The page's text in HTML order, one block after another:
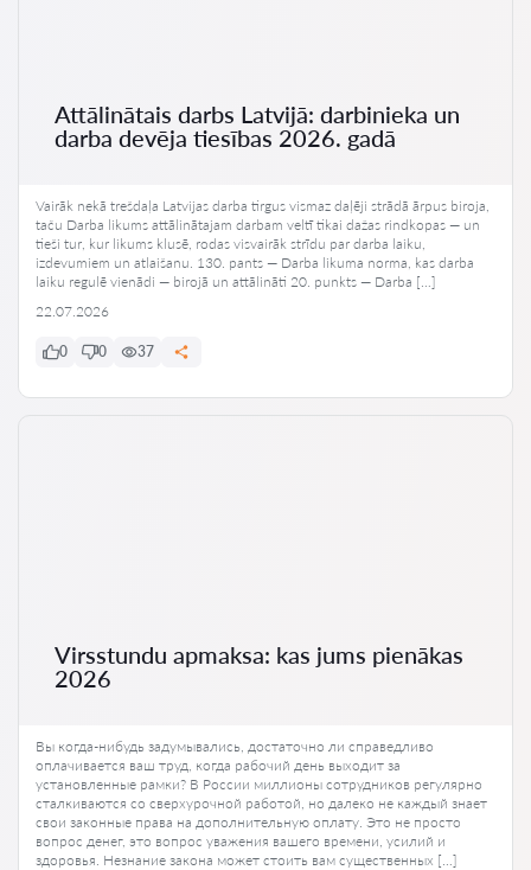
Attālinātais darbs Latvijā: darbinieka un
darba devēja tiesības 2026. gadā
Vairāk nekā trešdaļa Latvijas darba tirgus vismaz daļēji strādā ārpus biroja,
taču Darba likums attālinātajam darbam veltī tikai dažas rindkopas — un
tieši tur, kur likums klusē, rodas visvairāk strīdu par darba laiku,
izdevumiem un atlaišanu. 130. pants — Darba likuma norma, kas darba
laiku regulē vienādi — birojā un attālināti 20. punkts — Darba […]
22.07.2026
0 0 37
Virsstundu apmaksa: kas jums pienākas
2026
Вы когда-нибудь задумывались, достаточно ли справедливо
оплачивается ваш труд, когда рабочий день выходит за
установленные рамки? В России миллионы сотрудников регулярно
сталкиваются со сверхурочной работой, но далеко не каждый знает
свои законные права на дополнительную оплату. Это не просто
вопрос денег, это вопрос уважения вашего времени, усилий и
здоровья. Незнание закона может стоить вам существенных […]